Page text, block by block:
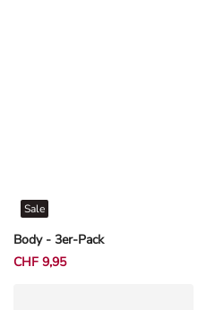
Body - 3er-Pack
Sale
CHF 9,95